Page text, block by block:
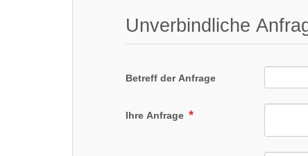
Unverbindliche
Betreff der Anfrage
Ihre Anfrage